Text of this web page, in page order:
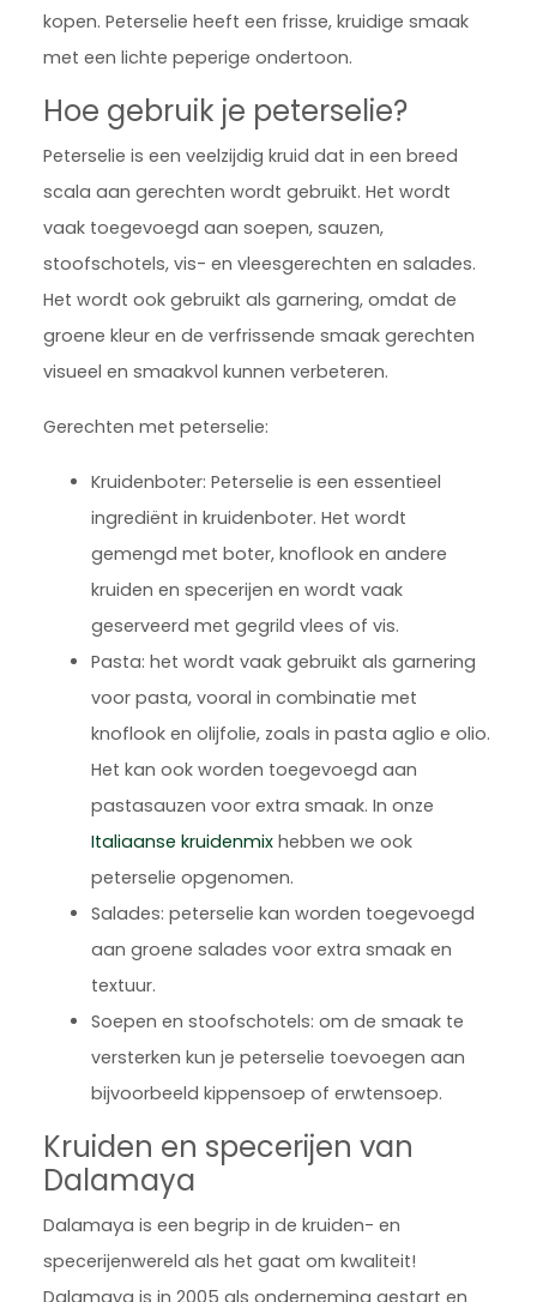
kopen. Peterselie heeft een frisse, kruidige smaak
met een lichte peperige ondertoon.
Hoe gebruik je peterselie?
Peterselie is een veelzijdig kruid dat in een breed
scala aan gerechten wordt gebruikt. Het wordt
vaak toegevoegd aan soepen, sauzen,
stoofschotels, vis- en vleesgerechten en salades.
Het wordt ook gebruikt als garnering, omdat de
groene kleur en de verfrissende smaak gerechten
visueel en smaakvol kunnen verbeteren.
Gerechten met peterselie:
Kruidenboter: Peterselie is een essentieel
ingrediënt in kruidenboter. Het wordt
gemengd met boter, knoflook en andere
kruiden en specerijen en wordt vaak
geserveerd met gegrild vlees of vis.
Pasta: het wordt vaak gebruikt als garnering
voor pasta, vooral in combinatie met
knoflook en olijfolie, zoals in pasta aglio e olio.
Het kan ook worden toegevoegd aan
pastasauzen voor extra smaak. In onze
Italiaanse kruidenmixhebben we ook
peterselie opgenomen.
Salades: peterselie kan worden toegevoegd
aan groene salades voor extra smaak en
textuur.
Soepen en stoofschotels: om de smaak te
versterken kun je peterselie toevoegen aan
bijvoorbeeld kippensoep of erwtensoep.
Kruiden en specerijen van
Dalamaya
Dalamaya is een begrip in de kruiden- en
specerijenwereld als het gaat om kwaliteit!